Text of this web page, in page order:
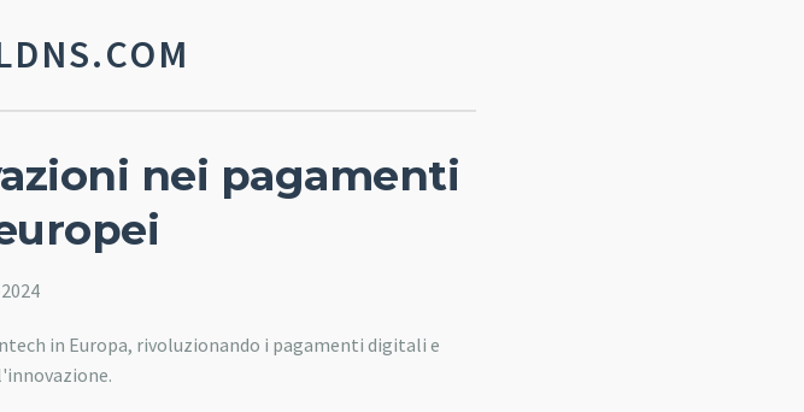
nei pagamenti
in Europa, rivoluzionando i pagamenti digitali e